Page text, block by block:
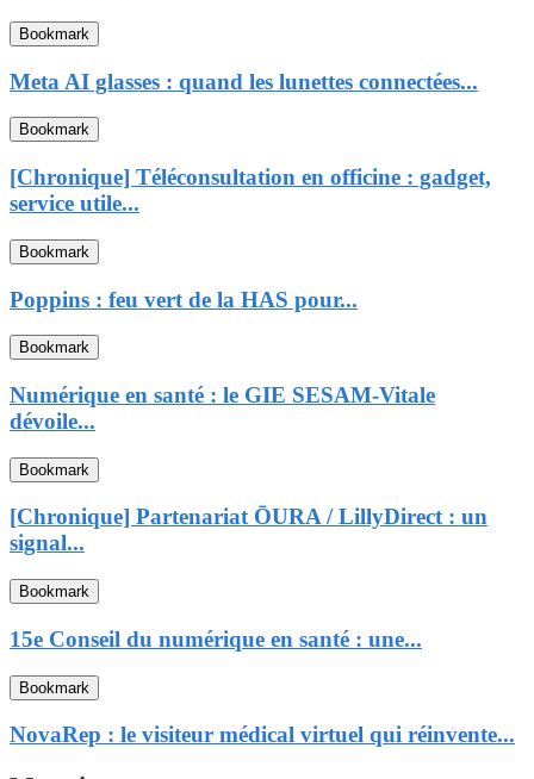
Bookmark
Meta AI glasses : quand les lunettes connectées...
Bookmark
[Chronique] Téléconsultation en officine : gadget,
service utile...
Bookmark
Poppins : feu vert de la HAS pour...
Bookmark
Numérique en santé : le GIE SESAM-Vitale
dévoile...
Bookmark
[Chronique] Partenariat ŌURA / LillyDirect : un
signal...
Bookmark
15e Conseil du numérique en santé : une...
Bookmark
NovaRep : le visiteur médical virtuel qui réinvente...